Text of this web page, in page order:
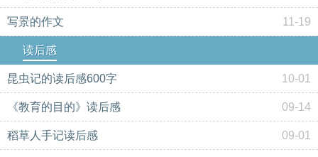
写景的作文 11-19
读后感
昆虫记的读后感600字 10-01
《教育的目的》读后感 09-14
稻草人手记读后感 09-01